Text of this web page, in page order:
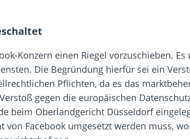
Konzern einen Riegel vorzuschieben.
Die Begründung hierfür sei ein
Pflichten, da es das
gegen die europäischen
beim Oberlandgericht Düsseldorf
Facebook umgesetzt werden muss,